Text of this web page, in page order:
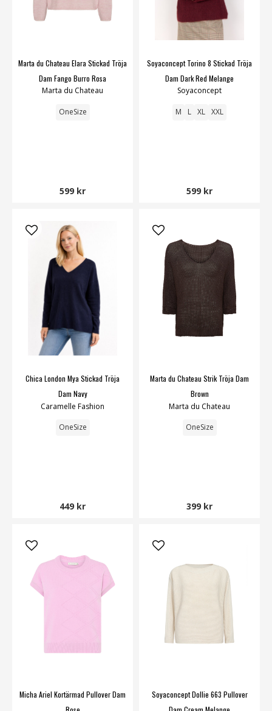
Marta du Chateau Elara Stickad Tröja
Dam Fango Burro Rosa
Marta du Chateau
OneSize
599 kr
Soyaconcept Torino 8 Stickad Tröja
Dam Dark Red Melange
Soyaconcept
M L XL XXL
599 kr
Chica London Mya Stickad Tröja
Dam Navy
Caramelle Fashion
OneSize
449 kr
Marta du Chateau Strik Tröja Dam
Brown
Marta du Chateau
OneSize
399 kr
Micha Ariel Kortärmad Pullover Dam
Soyaconcept Dollie 663 Pullover